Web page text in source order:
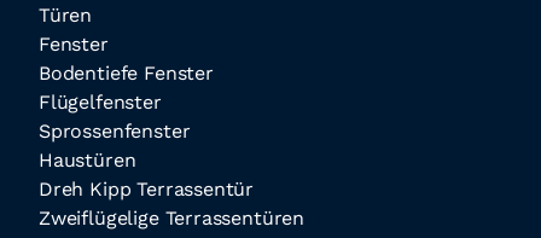
Türen
Fenster
Bodentiefe Fenster
Flügelfenster
Sprossenfenster
Haustüren
Dreh Kipp Terrassentür
Zweiflügelige Terrassentüren